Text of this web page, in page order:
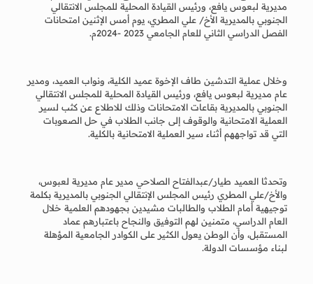
مديرية لبعوس يافع، ورئيس القيادة المحلية للمجلس الانتقالي
الجنوبي بالمديرية الأخ/ علي المطري، يوم أمس الإثنين امتحانات
الفصل الدراسي الثاني للعام الجامعي 2023 -2024م.
وخلال عملية التدشين طاف الإخوة عميد الكلية، ونواب العميد، ومدير
عام مديرية لبعوس يافع، ورئيس القيادة المحلية للمجلس الانتقالي
الجنوبي بالمديرية بقاعات الامتحانات وذلك للاطلاع عن كثب لسير
العملية الامتحانية والوقوف إلى جانب الطلاب في حل الصعوبات
التي قد تواجههم أثناء سير العملية الامتحانية بالكلية.
وتحدثا العميد طيار/عبدالفتاح الصلاحي مدير عام مديرية لعبوس،
والأخ/علي المطري رئيس المجلس الإنتقالي الجنوبي بالمديرية بكلمة
توجيهية أمام الطلاب والطالبات مشيدين بجهودهم العلمية خلال
العام الدراسي، متمنين لهم التوفيق والنجاح باعتبارهم عماد
المستقبل، وأن الوطن يعول الكثير على الكوادر الجامعية المؤهلة
لبناء مؤسسات الدولة.